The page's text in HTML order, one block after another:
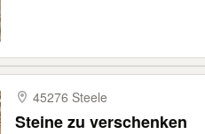
45276 Steele
Steine zu verschenken